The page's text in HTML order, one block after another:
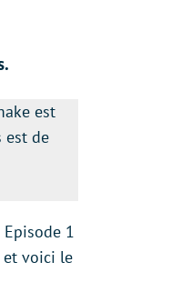
est
est de
1
et voici le